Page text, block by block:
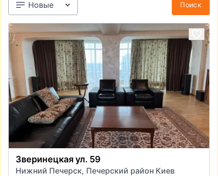
Поиск
Зверинецкая ул. 59
Нижний Печерск, Печерский район Киев